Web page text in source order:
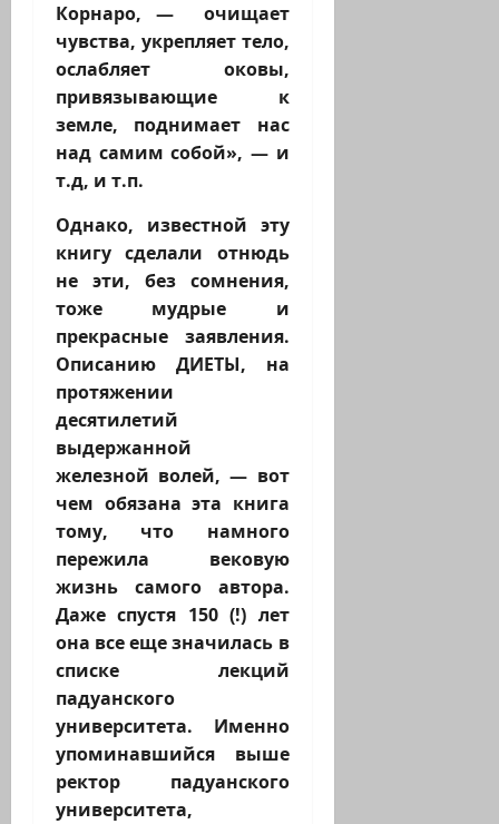
Корнаро, — очищает
чувства, укрепляет тело,
ослабляет оковы,
привязывающие к
земле, поднимает нас
над самим собой», — и
т.д, и т.п.
Однако, известной эту
книгу сделали отнюдь
не эти, без сомнения,
тоже мудрые и
прекрасные заявления.
Описанию ДИЕТЫ, на
протяжении
десятилетий
выдержанной
железной волей, — вот
чем обязана эта книга
тому, что намного
пережила вековую
жизнь самого автора.
Даже спустя 150 (!) лет
она все еще значилась в
списке лекций
падуанского
университета. Именно
упоминавшийся выше
ректор падуанского
университета,